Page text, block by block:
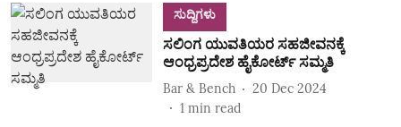
ಸುದ್ದಿಗಳು
ಸಲಿಂಗ ಯುವತಿಯರ ಸಹಜೀವನಕ್ಕೆ
ಆಂಧ್ರಪ್ರದೇಶ ಹೈಕೋರ್ಟ್ ಸಮ್ಮತಿ
Bar & Bench
20 Dec 2024
1 min read